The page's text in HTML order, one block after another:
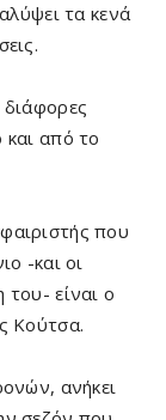
τα κενά
από το
που
-και οι
είναι ο
Κούτσα.
ανήκει